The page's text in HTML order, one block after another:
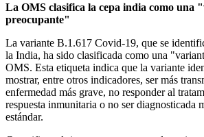
La OMS clasifica la cepa india como una
preocupante"
La variante B.1.617 Covid-19, que se
la India, ha sido clasificada como una
OMS. Esta etiqueta indica que la variante
mostrar, entre otros indicadores, ser más
enfermedad más grave, no responder al
respuesta inmunitaria o no ser diagnosticada
estándar.